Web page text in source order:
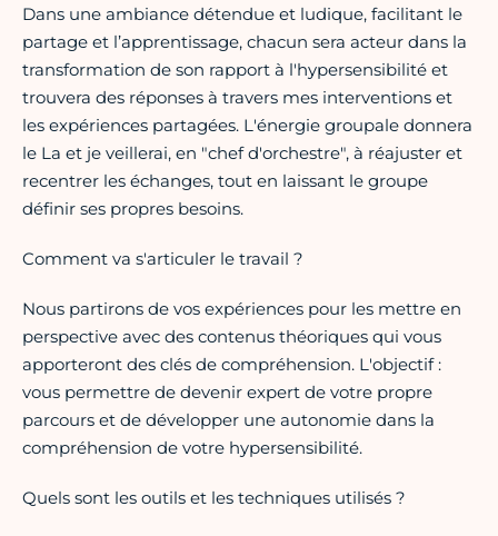
Dans une ambiance détendue et ludique, facilitant le
partage et l’apprentissage, chacun sera acteur dans la
transformation de son rapport à l'hypersensibilité et
trouvera des réponses à travers mes interventions et
les expériences partagées. L'énergie groupale donnera
le La et je veillerai, en "chef d'orchestre", à réajuster et
recentrer les échanges, tout en laissant le groupe
définir ses propres besoins.
Comment va s'articuler le travail ?
Nous partirons de vos expériences pour les mettre en
perspective avec des contenus théoriques qui vous
apporteront des clés de compréhension. L'objectif :
vous permettre de devenir expert de votre propre
parcours et de développer une autonomie dans la
compréhension de votre hypersensibilité.
Quels sont les outils et les techniques utilisés ?